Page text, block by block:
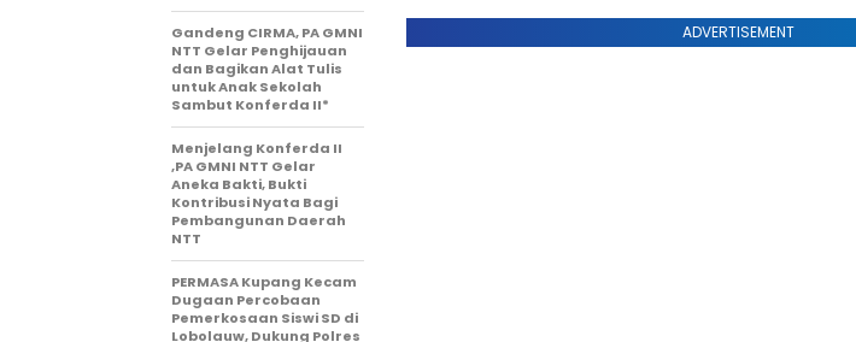
ADVERTISEMENT
Gandeng CIRMA, PA GMNI
NTT Gelar Penghijauan
dan Bagikan Alat Tulis
untuk Anak Sekolah
Sambut Konferda II*
Menjelang Konferda II
,PA GMNI NTT Gelar
Aneka Bakti, Bukti
Kontribusi Nyata Bagi
Pembangunan Daerah
NTT
PERMASA Kupang Kecam
Dugaan Percobaan
Pemerkosaan Siswi SD di
Lobolauw, Dukung Polres